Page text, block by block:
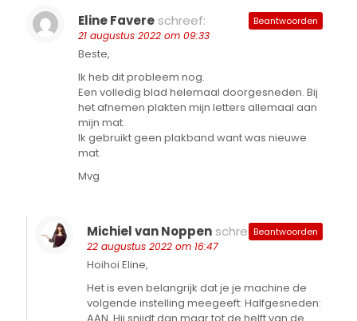
Eline Favere schreef:
21 augustus 2022 om 09:33
Beste,
Ik heb dit probleem nog.
Een volledig blad helemaal doorgesneden. Bij
het afnemen plakten mijn letters allemaal aan
mijn mat.
Ik gebruikt geen plakband want was nieuwe
mat.
Mvg
Beantwoorden
Michiel van Noppen schreef:
22 augustus 2022 om 16:47
Hoihoi Eline,
Het is even belangrijk dat je je machine de
volgende instelling meegeeft: Halfgesneden:
Beantwoorden